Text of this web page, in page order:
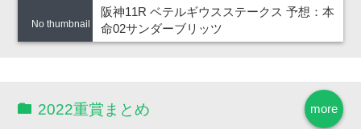
No thumbnail
阪神11R ベテルギウスステークス 予想：本
命02サンダーブリッツ
more
2022重賞まとめ